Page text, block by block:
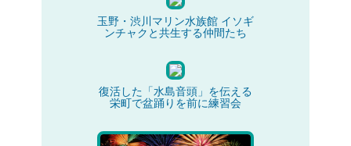
玉野・渋川マリン水族館 イソギ
ンチャクと共生する仲間たち
復活した「水島音頭」を伝える
栄町で盆踊りを前に練習会